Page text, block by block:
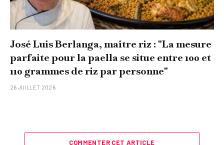
José Luis Berlanga, maître riz : "La mesure
parfaite pour la paella se situe entre 100 et
110 grammes de riz par personne"
26 JUILLET 2026
COMMENTER CET ARTICLE